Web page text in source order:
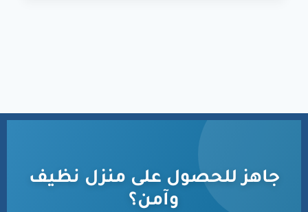
جاهز للحصول على منزل نظيف
وآمن؟